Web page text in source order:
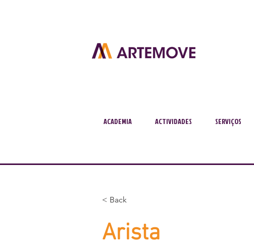
ACADEMIA ACTIVIDADES SERVIÇOS
< Back
Arista